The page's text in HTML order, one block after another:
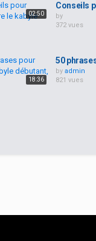
02:50
Conseils
by
372 vues
18:36
50
by admin
821 vues